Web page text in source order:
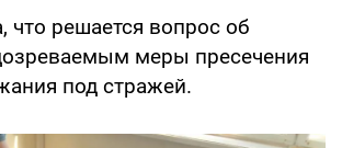
что решается вопрос об
меры пресечения
под стражей.